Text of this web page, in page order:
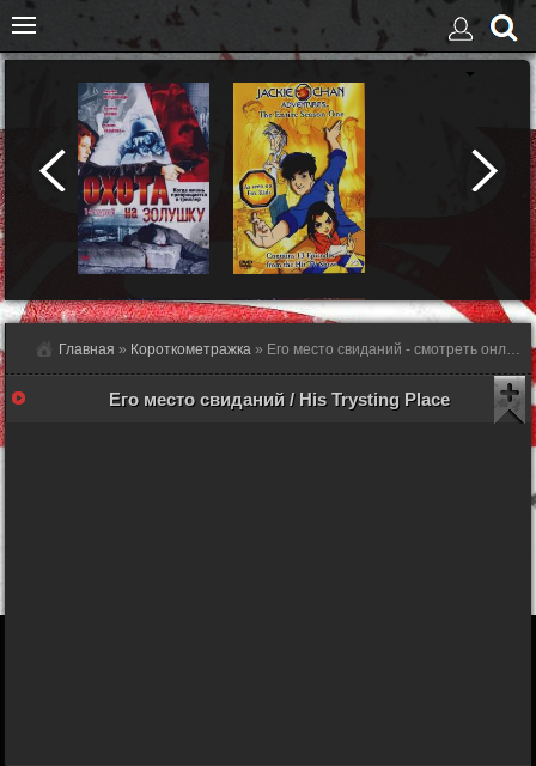
Главная » Короткометражка » Его место свиданий - смотреть онлайн
Его место свиданий / His Trysting Place